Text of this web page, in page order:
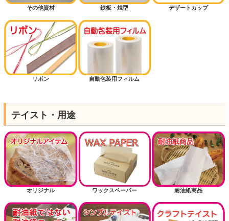
その他資材 鉄板・焼型 デザートカップ
リボン 自動包装用フィルム
テイスト・用途
オリジナル ワックスペーパー 耐油紙商品